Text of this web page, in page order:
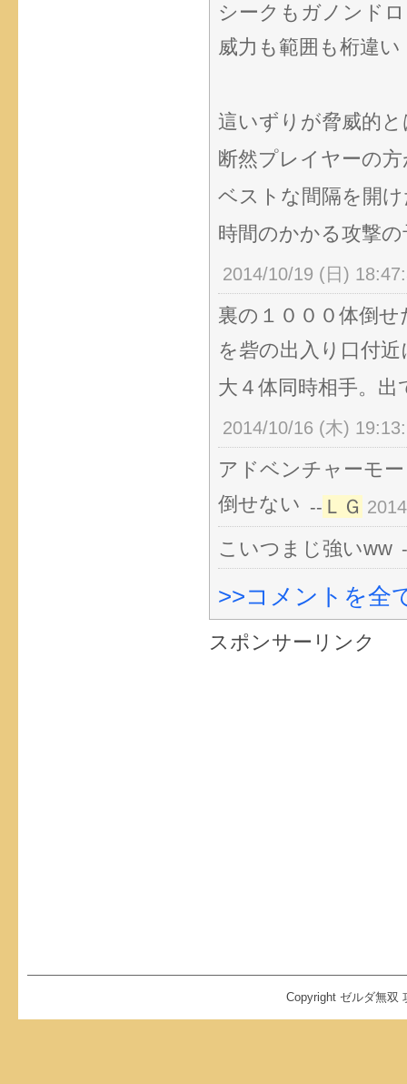
シークもガノンド
威力も範囲も桁違い
這いずりが脅威的
断然プレイヤーの
ベストな間隔を開
時間のかかる攻撃
2014/10/19 (日)
裏の１０００体倒
を砦の出入り口付
大４体同時相手。
2014/10/16 (木)
アドベンチャーモ
倒せない -- ＬＧ
こいつまじ強いww
>>コメントを全
スポンサーリンク
Copyright ゼルダ無